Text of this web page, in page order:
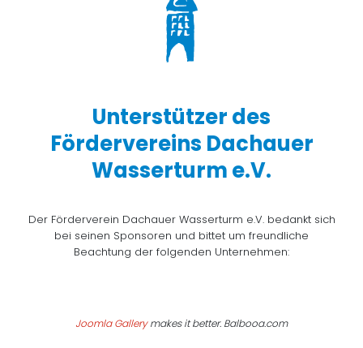
Unterstützer des
Fördervereins Dachauer
Wasserturm e.V.
Der Förderverein Dachauer Wasserturm e.V. bedankt sich
bei seinen Sponsoren und bittet um freundliche
Beachtung der folgenden Unternehmen:
Joomla Gallerymakes it better. Balbooa.com